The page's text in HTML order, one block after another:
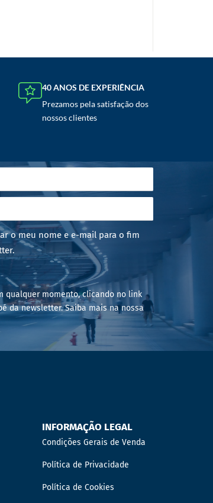
40 ANOS DE EXPERIÊNCIA
Prezamos pela satisfação dos
nossos clientes
o meu nome e e-mail para o fim
qualquer momento, clicando no link
da newsletter. Saiba mais na nossa
INFORMAÇÃO LEGAL
Condições Gerais de Venda
Política de Privacidade
Política de Cookies